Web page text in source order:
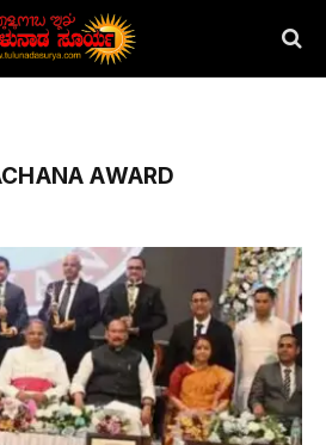
AWARD